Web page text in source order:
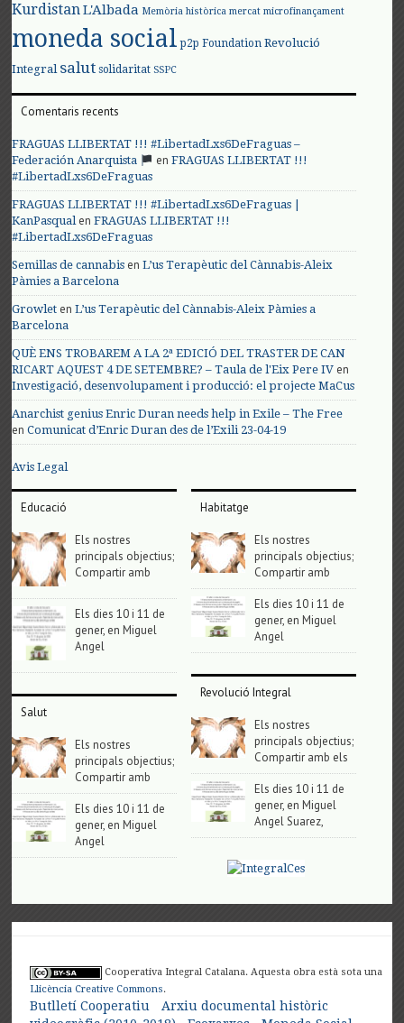
KurdistanL'Albada Memòria històrica mercat microfinançament
moneda social p2p Foundation Revolució
Integral salut solidaritat SSPC
Comentaris recents
FRAGUAS LLIBERTAT !!! #LibertadLxs6DeFraguas –
Federación Anarquista
enFRAGUAS LLIBERTAT !!!
#LibertadLxs6DeFraguas
FRAGUAS LLIBERTAT !!! #LibertadLxs6DeFraguas |
KanPasqualenFRAGUAS LLIBERTAT !!!
#LibertadLxs6DeFraguas
Semillas de cannabis enL’us Terapèutic del Cànnabis-Aleix
Pàmies a Barcelona
Growlet enL’us Terapèutic del Cànnabis-Aleix Pàmies a
Barcelona
QUÈ ENS TROBAREM A LA 2ª EDICIÓ DEL TRASTER DE CAN
RICART AQUEST 4 DE SETEMBRE? – Taula de l'Eix Pere IV en
Investigació, desenvolupament i producció: el projecte MaCus
Anarchist genius Enric Duran needs help in Exile – The Free
enComunicat d’Enric Duran des de l’Exili 23-04-19
Avis Legal
Educació
Els nostres
principals objectius;
Compartir amb
Els dies 10 i 11 de
gener, en Miguel
Angel
Salut
Els nostres
principals objectius;
Compartir amb
Els dies 10 i 11 de
gener, en Miguel
Angel
Habitatge
Els nostres
principals objectius;
Compartir amb
Els dies 10 i 11 de
gener, en Miguel
Angel
Revolució Integral
Els nostres
principals objectius;
Compartir amb els
Els dies 10 i 11 de
gener, en Miguel
Angel Suarez,
Cooperativa Integral Catalana. Aquesta obra està sota una
Llicència Creative Commons.
Butlletí Cooperatiu
Arxiu documental històric